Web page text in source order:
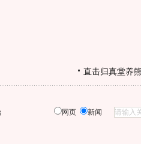
直击归真堂养
网页 新闻